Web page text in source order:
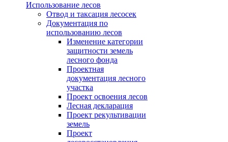
Использование лесов
Отвод и таксация лесосек
Документация по
использованию лесов
Изменение категории
защитности земель
лесного фонда
Проектная
документация лесного
участка
Проект освоения лесов
Лесная декларация
Проект рекультивации
земель
Проект